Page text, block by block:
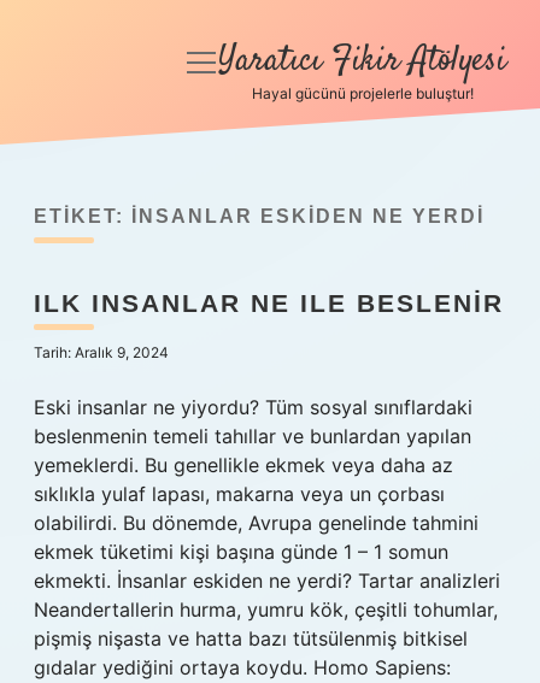
Anasayfa
Yasal Uyarı
Hakkımızda
menüyü
Yaratıcı Fikir Atölyesi
Hayal gücünü projelerle buluştur!
ETIKET: İNSANLAR ESKIDEN NE YERDI
ILK INSANLAR NE ILE BESLENIR
Tarih: Aralık 9, 2024
Eski insanlar ne yiyordu? Tüm sosyal sınıflardaki
beslenmenin temeli tahıllar ve bunlardan yapılan
yemeklerdi. Bu genellikle ekmek veya daha az
sıklıkla yulaf lapası, makarna veya un çorbası
olabilirdi. Bu dönemde, Avrupa genelinde tahmini
ekmek tüketimi kişi başına günde 1 – 1 somun
ekmekti. İnsanlar eskiden ne yerdi? Tartar analizleri
Neandertallerin hurma, yumru kök, çeşitli tohumlar,
pişmiş nişasta ve hatta bazı tütsülenmiş bitkisel
gıdalar yediğini ortaya koydu. Homo Sapiens: